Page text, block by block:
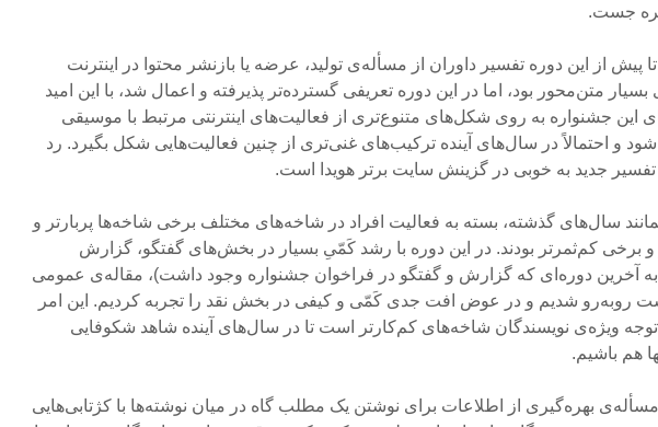
جست.
پیش از این دوره تفسیر داوران از مسأله‌ی تولید، عرضه یا بازنشر محتوا در اینترنت
متن‌محور بود، اما در این دوره تعریفی گسترده‌تر پذیرفته و اعمال شد، با این امید
این جشنواره به روی شکل‌های متنوع‌تری از فعالیت‌های اینترنتی مرتبط با موسیقی
و احتمالاً در سال‌های آینده ترکیب‌های غنی‌تری از چنین فعالیت‌هایی شکل بگیرد. رد
تفسیر جدید به خوبی در گزینش سایت برتر هویدا است.
سال‌های گذشته، بسته به فعالیت افراد در شاخه‌های مختلف برخی شاخه‌ها پربارتر و
و برخی کم‌ثمرتر بودند. در این دوره با رشد کَمّیِ بسیار در بخش‌های گفتگو، گزارش
آخرین دوره‌ای که گزارش و گفتگو در فراخوان جشنواره وجود داشت)، مقاله‌ی عمومی
روبه‌رو شدیم و در عوض افت جدی‌ کَمّی و کیفی در بخش نقد را تجربه کردیم. این امر
توجه ویژه‌ی نویسندگان شاخه‌های کم‌کارتر است تا در سال‌های آینده شاهد شکوفایی
هم باشیم.
بهره‌گیری از اطلاعات برای نوشتن یک مطلب گاه در میان نوشته‌ها با کژتابی‌هایی